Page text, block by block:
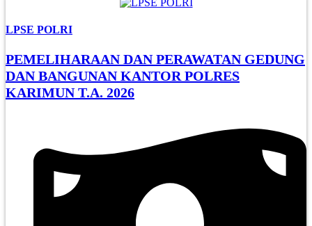
LPSE POLRI
PEMELIHARAAN DAN PERAWATAN GEDUNG
DAN BANGUNAN KANTOR POLRES
KARIMUN T.A. 2026